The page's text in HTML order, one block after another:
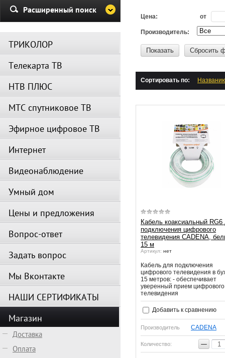
период не производить поиск
каналов и не перезагружать
спутниковое оборудование.
Вещание телеканалов и
сервисов возобновится
профилактических работ.
Цена: от
Производитель:
Показать Сбросить
Сортировать по:
Кабель коаксиальный RG6
подключения цифрового
телевидения CADENA,
15 м
Артикул: нет
Кабель для подключения
цифрового телевидения в
15 метров: - обеспечивает
уверенный прием цифрового
телевидения
Добавить к сравнению
Производитель CADENA
Количество: −
Расширенный поиск
ТРИКОЛОР
Телекарта ТВ
НТВ ПЛЮС
МТС спутниковое ТВ
Эфирное цифровое ТВ
Интернет
Видеонаблюдение
Умный дом
Цены и предложения
Вопрос-ответ
Задать вопрос
Мы Вконтакте
НАШИ СЕРТИФИКАТЫ
Магазин
Доставка
Оплата